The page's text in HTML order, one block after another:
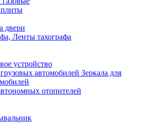
двери
Ленты тахографа
устройство
Зеркала для
отопителей